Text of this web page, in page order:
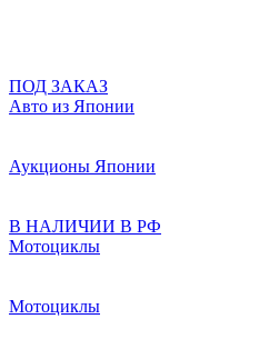
ПОД ЗАКАЗ
Авто из Японии
Аукционы Японии
В НАЛИЧИИ В РФ
Мотоциклы
Мотоциклы